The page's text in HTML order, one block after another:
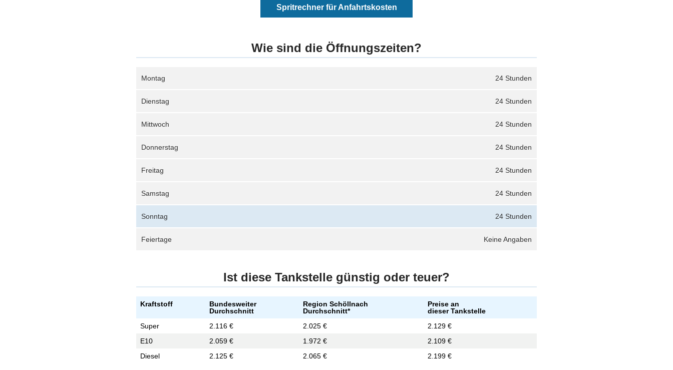
Spritrechner für Anfahrtskosten
Wie sind die Öffnungszeiten?
24 Stunden
Montag
24 Stunden
Dienstag
24 Stunden
Mittwoch
24 Stunden
Donnerstag
24 Stunden
Freitag
24 Stunden
Samstag
24 Stunden
Sonntag
Keine Angaben
Feiertage
Ist diese Tankstelle günstig oder teuer?
Kraftstoff
Bundesweiter
Durchschnitt
Region Schöllnach
Durchschnitt*
Preise an
dieser Tankstelle
Super
2.116 € 2.025 €
2.129 €
E10
2.059 € 1.972 €
2.109 €
Diesel
2.125 € 2.065 € 2.199 €